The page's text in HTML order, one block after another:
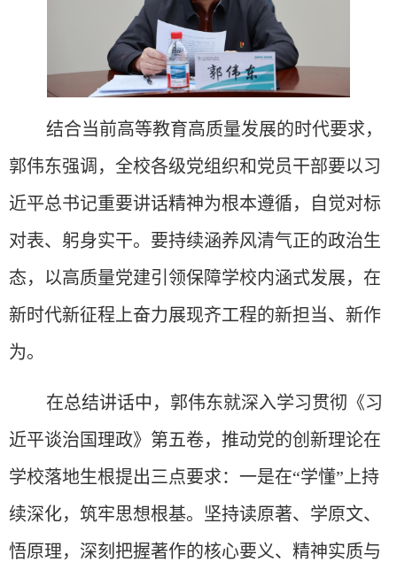
结合当前高等教育高质量发展的时代要求，
郭伟东强调，全校各级党组织和党员干部要以习
近平总书记重要讲话精神为根本遵循，自觉对标
对表、躬身实干。要持续涵养风清气正的政治生
态，以高质量党建引领保障学校内涵式发展，在
新时代新征程上奋力展现齐工程的新担当、新作
为。
在总结讲话中，郭伟东就深入学习贯彻《习
近平谈治国理政》第五卷，推动党的创新理论在
学校落地生根提出三点要求：一是在“学懂”上持
续深化，筑牢思想根基。坚持读原著、学原文、
悟原理，深刻把握著作的核心要义、精神实质与